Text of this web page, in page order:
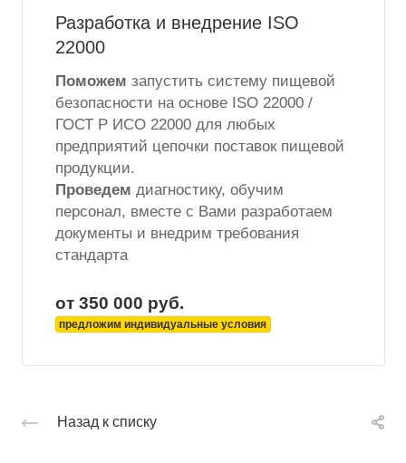
Разработка и внедрение ISO
22000
Поможем запустить систему пищевой
безопасности на основе ISO 22000 /
ГОСТ Р ИСО 22000 для любых
предприятий цепочки поставок пищевой
продукции.
Проведем диагностику, обучим
персонал, вместе с Вами разработаем
документы и внедрим требования
стандарта
от 350 000 руб.
предложим индивидуальные условия
Назад к списку